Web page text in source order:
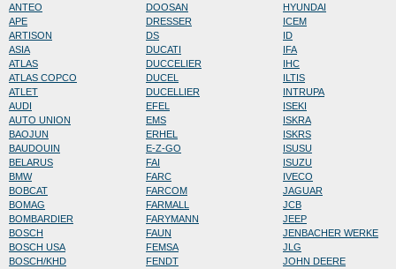
ANTEO
APE
ARTISON
ASIA
ATLAS
ATLAS COPCO
ATLET
AUDI
AUTO UNION
BAOJUN
BAUDOUIN
BELARUS
BMW
BOBCAT
BOMAG
BOMBARDIER
BOSCH
BOSCH USA
BOSCH/KHD
DOOSAN
DRESSER
DS
DUCATI
DUCCELIER
DUCEL
DUCELLIER
EFEL
EMS
ERHEL
E-Z-GO
FAI
FARC
FARCOM
FARMALL
FARYMANN
FAUN
FEMSA
FENDT
HYUNDAI
ICEM
ID
IFA
IHC
ILTIS
INTRUPA
ISEKI
ISKRA
ISKRS
ISUSU
ISUZU
IVECO
JAGUAR
JCB
JEEP
JENBACHER WERKE
JLG
JOHN DEERE